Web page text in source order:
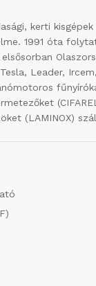
kerti
1991 óta
Leader,
(LAMINOX)